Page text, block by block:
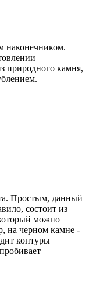
наконечником.
природного камня,
Простым, данный
состоит из
можно
на черном камне -
контуры